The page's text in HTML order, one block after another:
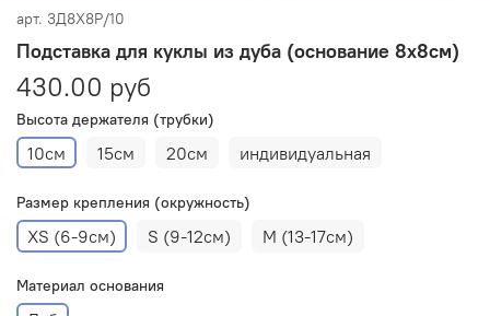
арт. 3Д8Х8Р/10
Подставка для куклы из дуба (основание 8х8см)
430.00 руб
Высота держателя (трубки)
10см 15см 20см индивидуальная
Размер крепления (окружность)
XS (6-9см) S (9-12см) M (13-17см)
Материал основания